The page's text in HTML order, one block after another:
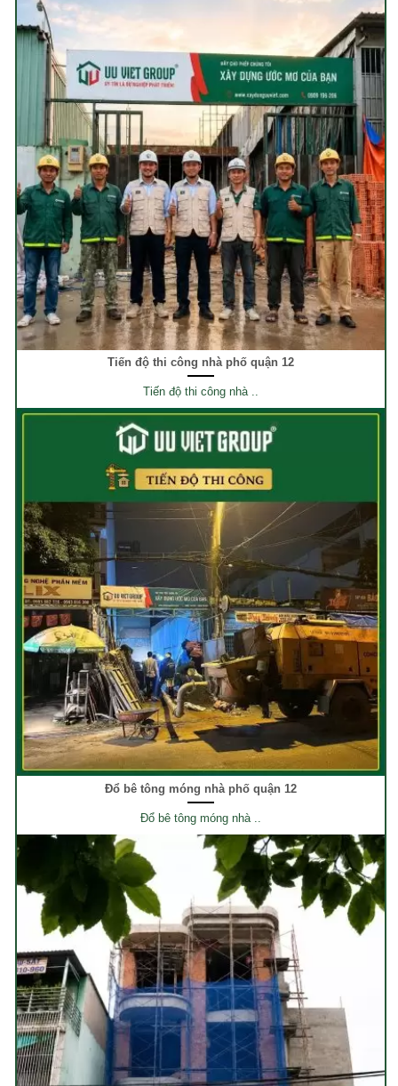
Tiến độ thi công nhà phố quận 12
Tiến độ thi công nhà ..
Đổ bê tông móng nhà phố quận 12
Đổ bê tông móng nhà ..